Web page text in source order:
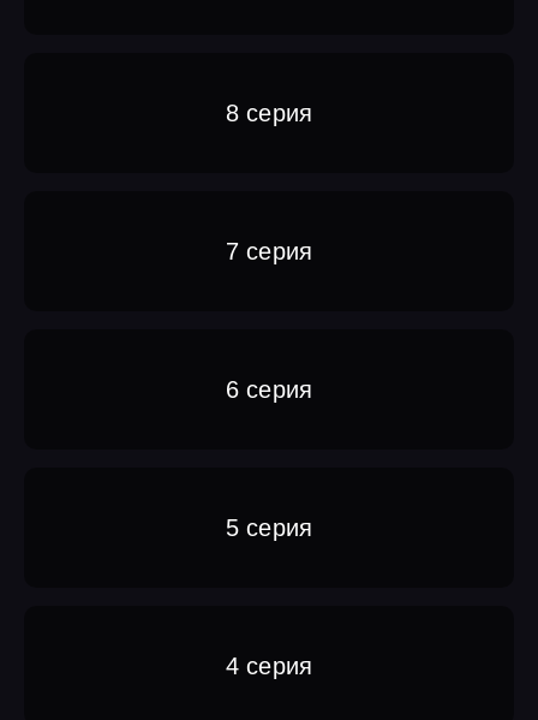
8 серия
7 серия
6 серия
5 серия
4 серия